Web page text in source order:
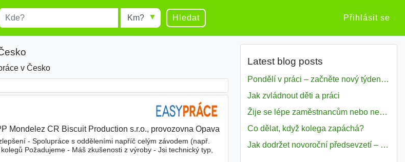
results.
Radius Hledat Přihlásit se
v Česko
Mondelez CR Biscuit Production s.r.o., provozovna Opava
- Spolupráce s odděleními napříč celým závodem (např.
Požadujeme - Máš zkušenosti z výroby - Jsi technický typ,
Latest blog posts
Pondělí v práci – začněte nový týden s motivací
Jak zvládnout děti a práci
Žije se lépe zaměstnancům nebo nezavislým pracovníkům
Co dělat, když kolega zapáchá?
Jak dodržet novoroční předsevzetí – naše tipy pro dobrý začátek roku 2018